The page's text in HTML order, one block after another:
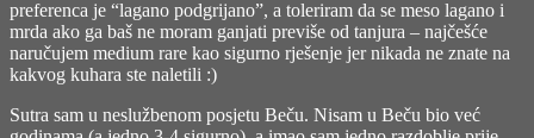
preferenca je “lagano podgrijano”, a toleriram da se meso lagano i
mrda ako ga baš ne moram ganjati previše od tanjura – najčešće
naručujem medium rare kao sigurno rješenje jer nikada ne znate na
kakvog kuhara ste naletili :)
Sutra sam u neslužbenom posjetu Beču. Nisam u Beču bio već